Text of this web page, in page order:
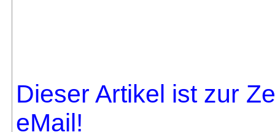
Dieser Artikel ist zur
eMail!